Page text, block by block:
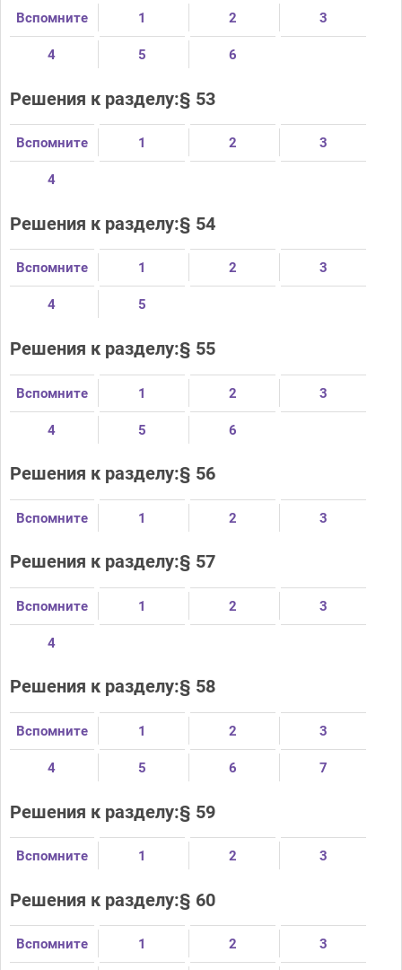
Вспомните 1 2 3
4 5 6
Решения к разделу:§ 53
Вспомните 1 2 3
4
Решения к разделу:§ 54
Вспомните 1 2 3
4 5
Решения к разделу:§ 55
Вспомните 1 2 3
4 5 6
Решения к разделу:§ 56
Вспомните 1 2 3
Решения к разделу:§ 57
Вспомните 1 2 3
4
Решения к разделу:§ 58
Вспомните 1 2 3
4 5 6 7
Решения к разделу:§ 59
Вспомните 1 2 3
Решения к разделу:§ 60
Вспомните 1 2 3